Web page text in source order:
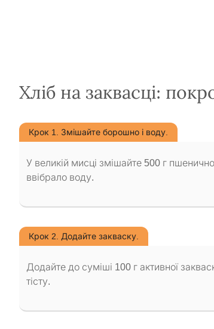
Хліб на заквасці:
Крок 1. Змішайте борошно і воду.
У великій мисці змішайте 500 г
ввібрало воду.
Крок 2. Додайте закваску.
Додайте до суміші 100 г активної
тісту.